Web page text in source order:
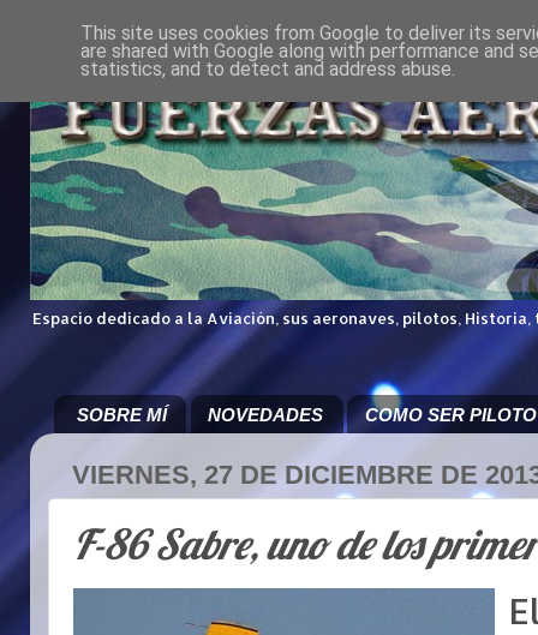
Espacio dedicado a la Aviación, sus aeronaves, pilotos,
SOBRE MÍ NOVEDADES COMO SER PILOTO
VIERNES, 27 DE DICIEMBRE DE
F-86 Sabre, uno de los
This site uses cookies from Google to deliver its
are shared with Google along with performance and
statistics, and to detect and address abuse.